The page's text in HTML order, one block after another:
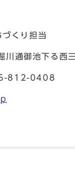
くり担当
通御池下る西
812-0408